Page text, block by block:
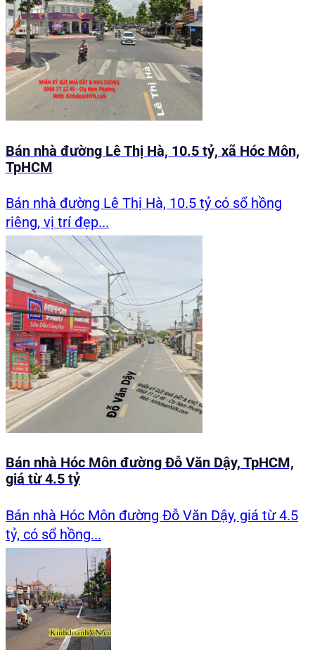
Bán nhà đường Lê Thị Hà, 10.5 tỷ, xã Hóc Môn,
TpHCM
Bán nhà đường Lê Thị Hà, 10.5 tỷ có sổ hồng
riêng, vị trí đẹp...
Bán nhà Hóc Môn đường Đỗ Văn Dậy, TpHCM,
giá từ 4.5 tỷ
Bán nhà Hóc Môn đường Đỗ Văn Dậy, giá từ 4.5
tỷ, có sổ hồng...